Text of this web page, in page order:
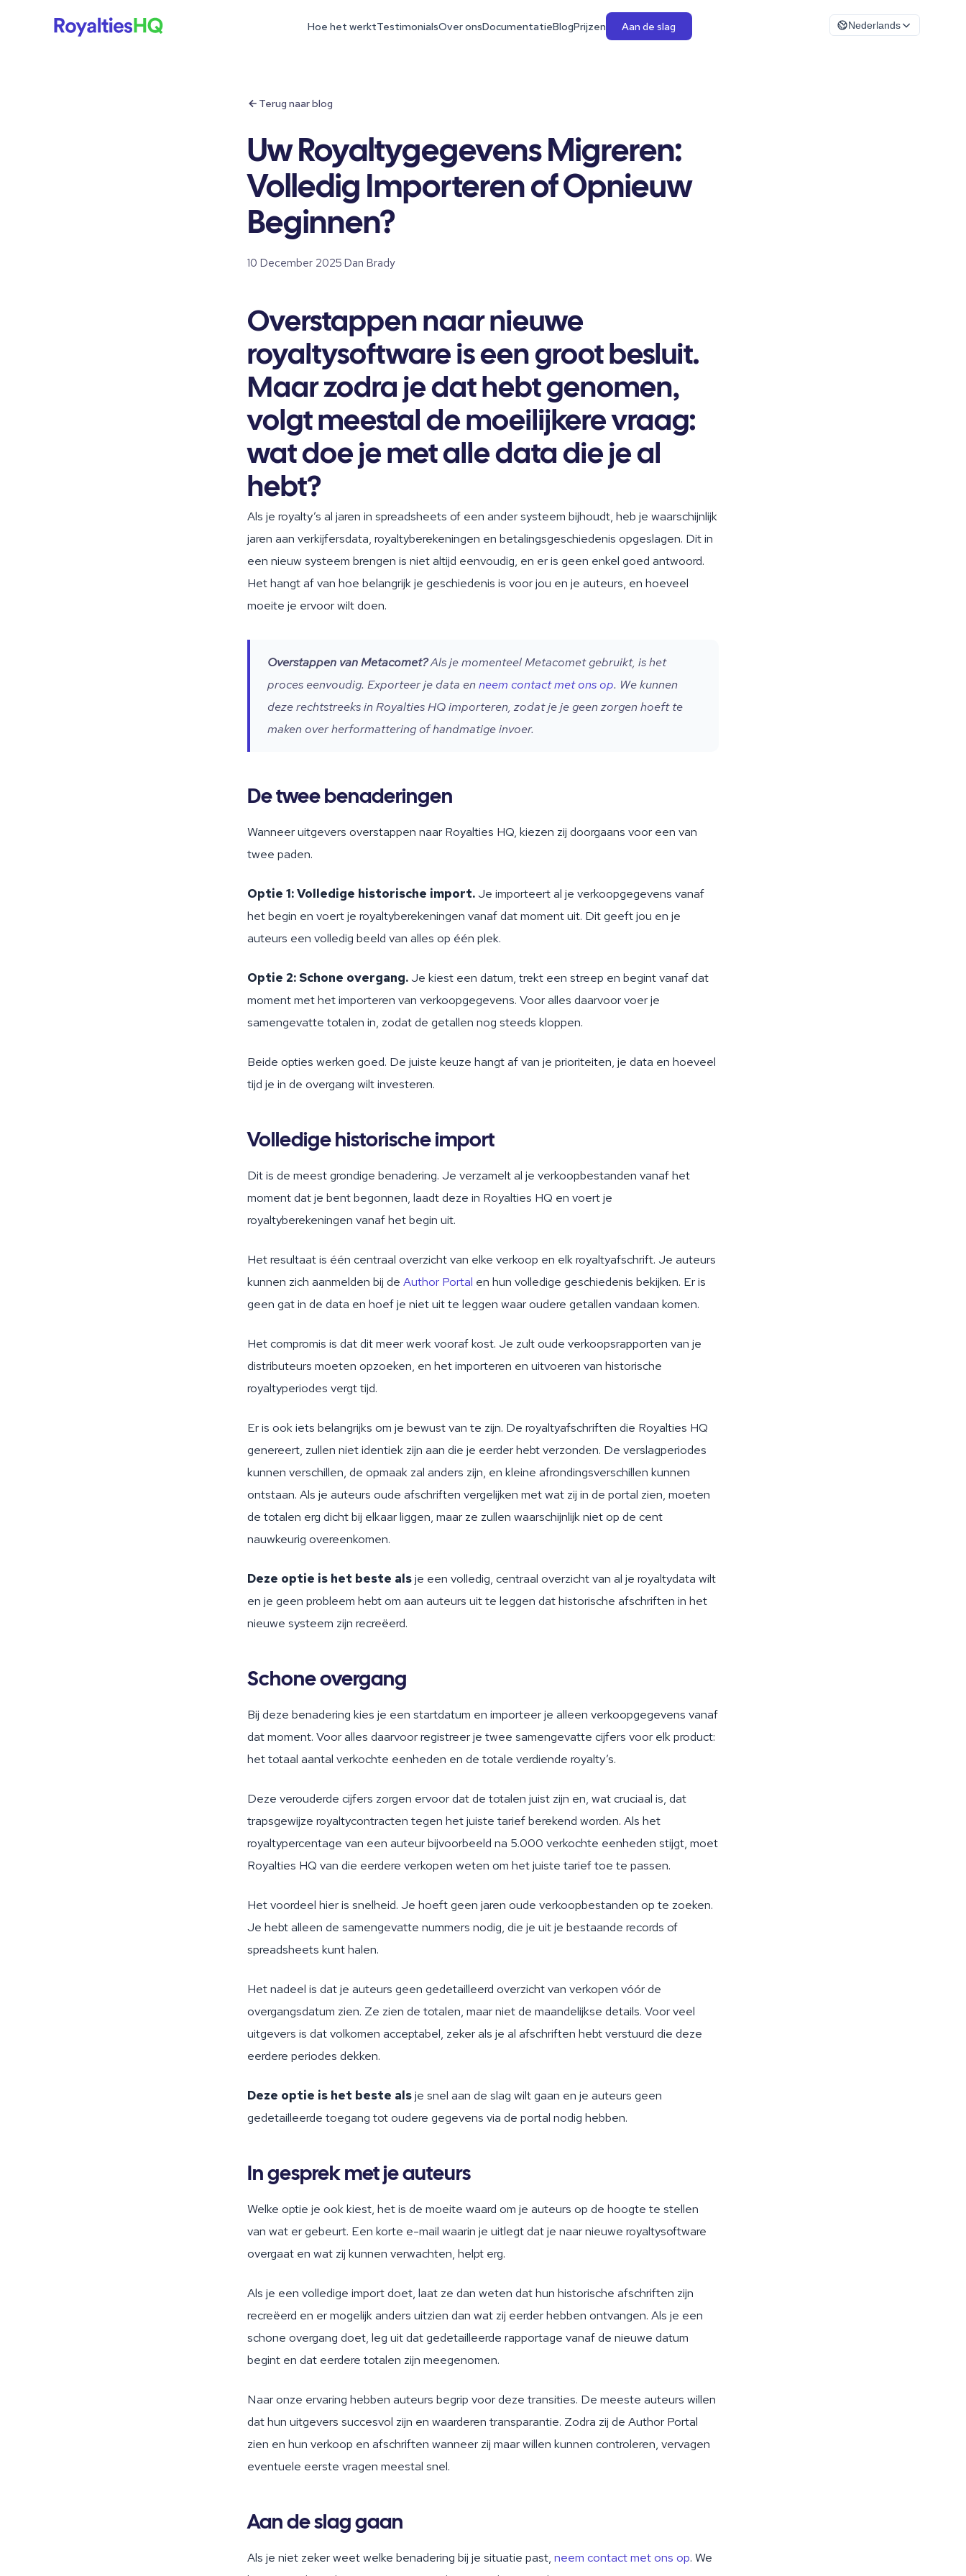
Hoe het werktTestimonialsOver onsDocumentatieBlogPrijzen Aan de slag Nederlands
Terug naar blog
Uw Royaltygegevens Migreren:
Volledig Importeren of Opnieuw
Beginnen?
10 December 2025·Dan Brady
Overstappen naar nieuwe
royaltysoftware is een groot besluit.
Maar zodra je dat hebt genomen,
volgt meestal de moeilijkere vraag:
wat doe je met alle data die je al
hebt?
Als je royalty’s al jaren in spreadsheets of een ander systeem bijhoudt, heb je waarschijnlijk
jaren aan verkijfersdata, royaltyberekeningen en betalingsgeschiedenis opgeslagen. Dit in
een nieuw systeem brengen is niet altijd eenvoudig, en er is geen enkel goed antwoord.
Het hangt af van hoe belangrijk je geschiedenis is voor jou en je auteurs, en hoeveel
moeite je ervoor wilt doen.
Overstappen van Metacomet?Als je momenteel Metacomet gebruikt, is het
proces eenvoudig. Exporteer je data enneem contact met ons op. We kunnen
deze rechtstreeks in Royalties HQ importeren, zodat je je geen zorgen hoeft te
maken over herformattering of handmatige invoer.
De twee benaderingen
Wanneer uitgevers overstappen naar Royalties HQ, kiezen zij doorgaans voor een van
twee paden.
Optie 1: Volledige historische import.Je importeert al je verkoopgegevens vanaf
het begin en voert je royaltyberekeningen vanaf dat moment uit. Dit geeft jou en je
auteurs een volledig beeld van alles op één plek.
Optie 2: Schone overgang.Je kiest een datum, trekt een streep en begint vanaf dat
moment met het importeren van verkoopgegevens. Voor alles daarvoor voer je
samengevatte totalen in, zodat de getallen nog steeds kloppen.
Beide opties werken goed. De juiste keuze hangt af van je prioriteiten, je data en hoeveel
tijd je in de overgang wilt investeren.
Volledige historische import
Dit is de meest grondige benadering. Je verzamelt al je verkoopbestanden vanaf het
moment dat je bent begonnen, laadt deze in Royalties HQ en voert je
royaltyberekeningen vanaf het begin uit.
Het resultaat is één centraal overzicht van elke verkoop en elk royaltyafschrift. Je auteurs
kunnen zich aanmelden bij de Author Portal en hun volledige geschiedenis bekijken. Er is
geen gat in de data en hoef je niet uit te leggen waar oudere getallen vandaan komen.
Het compromis is dat dit meer werk vooraf kost. Je zult oude verkoopsrapporten van je
distributeurs moeten opzoeken, en het importeren en uitvoeren van historische
royaltyperiodes vergt tijd.
Er is ook iets belangrijks om je bewust van te zijn. De royaltyafschriften die Royalties HQ
genereert, zullen niet identiek zijn aan die je eerder hebt verzonden. De verslagperiodes
kunnen verschillen, de opmaak zal anders zijn, en kleine afrondingsverschillen kunnen
ontstaan. Als je auteurs oude afschriften vergelijken met wat zij in de portal zien, moeten
de totalen erg dicht bij elkaar liggen, maar ze zullen waarschijnlijk niet op de cent
nauwkeurig overeenkomen.
Deze optie is het beste alsje een volledig, centraal overzicht van al je royaltydata wilt
en je geen probleem hebt om aan auteurs uit te leggen dat historische afschriften in het
nieuwe systeem zijn recreëerd.
Schone overgang
Bij deze benadering kies je een startdatum en importeer je alleen verkoopgegevens vanaf
dat moment. Voor alles daarvoor registreer je twee samengevatte cijfers voor elk product:
het totaal aantal verkochte eenheden en de totale verdiende royalty’s.
Deze verouderde cijfers zorgen ervoor dat de totalen juist zijn en, wat cruciaal is, dat
trapsgewijze royaltycontracten tegen het juiste tarief berekend worden. Als het
royaltypercentage van een auteur bijvoorbeeld na 5.000 verkochte eenheden stijgt, moet
Royalties HQ van die eerdere verkopen weten om het juiste tarief toe te passen.
Het voordeel hier is snelheid. Je hoeft geen jaren oude verkoopbestanden op te zoeken.
Je hebt alleen de samengevatte nummers nodig, die je uit je bestaande records of
spreadsheets kunt halen.
Het nadeel is dat je auteurs geen gedetailleerd overzicht van verkopen vóór de
overgangsdatum zien. Ze zien de totalen, maar niet de maandelijkse details. Voor veel
uitgevers is dat volkomen acceptabel, zeker als je al afschriften hebt verstuurd die deze
eerdere periodes dekken.
Deze optie is het beste alsje snel aan de slag wilt gaan en je auteurs geen
gedetailleerde toegang tot oudere gegevens via de portal nodig hebben.
In gesprek met je auteurs
Welke optie je ook kiest, het is de moeite waard om je auteurs op de hoogte te stellen
van wat er gebeurt. Een korte e-mail waarin je uitlegt dat je naar nieuwe royaltysoftware
overgaat en wat zij kunnen verwachten, helpt erg.
Als je een volledige import doet, laat ze dan weten dat hun historische afschriften zijn
recreëerd en er mogelijk anders uitzien dan wat zij eerder hebben ontvangen. Als je een
schone overgang doet, leg uit dat gedetailleerde rapportage vanaf de nieuwe datum
begint en dat eerdere totalen zijn meegenomen.
Naar onze ervaring hebben auteurs begrip voor deze transities. De meeste auteurs willen
dat hun uitgevers succesvol zijn en waarderen transparantie. Zodra zij de Author Portal
zien en hun verkoop en afschriften wanneer zij maar willen kunnen controleren, vervagen
eventuele eerste vragen meestal snel.
Aan de slag gaan
Als je niet zeker weet welke benadering bij je situatie past, neem contact met ons op. We